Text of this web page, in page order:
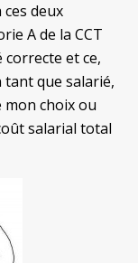
deux
A de la CCT
correcte et ce,
que salarié,
mon choix ou
salarial total